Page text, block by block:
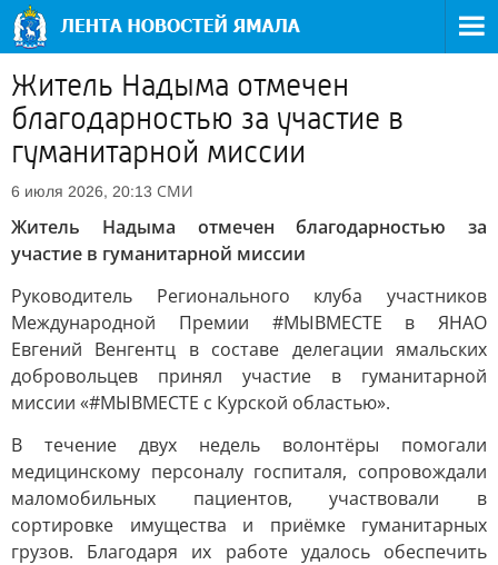
Житель Надыма отмечен
благодарностью за участие в
гуманитарной миссии
6 июля 2026, 20:13 СМИ
Житель Надыма отмечен благодарностью за
участие в гуманитарной миссии
Руководитель Регионального клуба участников
Международной Премии #МЫВМЕСТЕ в ЯНАО
Евгений Венгентц в составе делегации ямальских
добровольцев принял участие в гуманитарной
миссии «#МЫВМЕСТЕ с Курской областью».
В течение двух недель волонтёры помогали
медицинскому персоналу госпиталя, сопровождали
маломобильных пациентов, участвовали в
сортировке имущества и приёмке гуманитарных
грузов. Благодаря их работе удалось обеспечить